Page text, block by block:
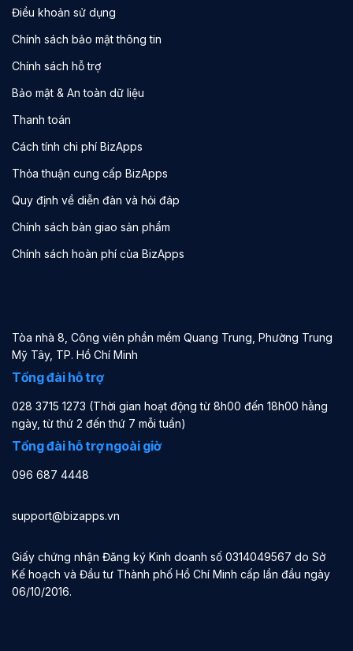
Điều khoản sử dụng
Chính sách bảo mật thông tin
Chính sách hỗ trợ
Bảo mật & An toàn dữ liệu
Thanh toán
Cách tính chi phí BizApps
Thỏa thuận cung cấp BizApps
Quy định về diễn đàn và hỏi đáp
Chính sách bàn giao sản phẩm
Chính sách hoàn phí của BizApps
Tòa nhà 8, Công viên phần mềm Quang Trung, Phường Trung
Mỹ Tây, TP. Hồ Chí Minh
Tổng đài hỗ trợ
028 3715 1273 (Thời gian hoạt động từ 8h00 đến 18h00 hằng
ngày, từ thứ 2 đến thứ 7 mỗi tuần)
Tổng đài hỗ trợ ngoài giờ
096 687 4448
support@bizapps.vn
Giấy chứng nhận Đăng ký Kinh doanh số 0314049567 do Sở
Kế hoạch và Đầu tư Thành phố Hồ Chí Minh cấp lần đầu ngày
06/10/2016.